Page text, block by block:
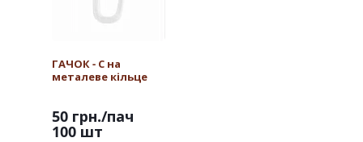
ГАЧОК - С на
металеве кільце
50 грн./пач
100 шт